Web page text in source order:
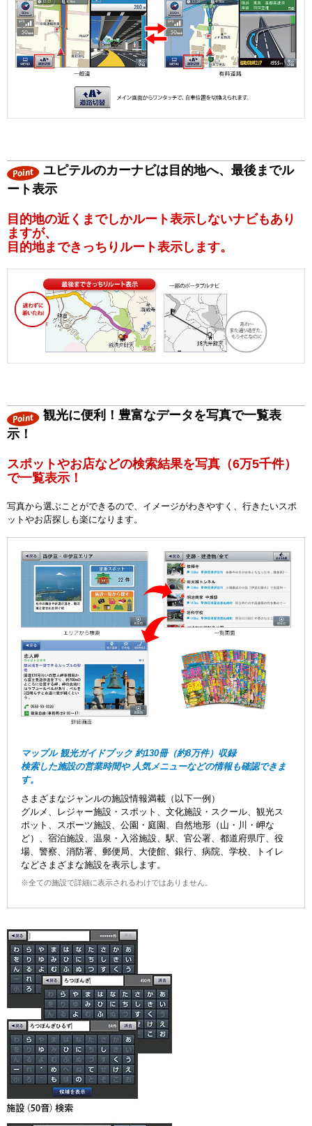
ユピテルのカーナビは目的地へ、最後までル
ート表示
目的地の近くまでしかルート表示しないナビもあり
ますが、
目的地まできっちりルート表示します。
観光に便利！豊富なデータを写真で一覧表
示！
スポットやお店などの検索結果を写真（6万5千件）
で一覧表示！
写真から選ぶことができるので、イメージがわきやすく、行きたいスポ
ットやお店探しも楽になります。
マップル 観光ガイドブック 約130冊（約8万件）収録
検索した施設の営業時間や 人気メニューなどの情報も確認できま
す。
さまざまなジャンルの施設情報満載（以下一例）
グルメ、レジャー施設・スポット、文化施設・スクール、観光ス
ポット、スポーツ施設、公園・庭園、自然地形（山・川・岬な
ど）、宿泊施設、温泉・入浴施設、駅、官公署、都道府県庁、役
場、警察、消防署、郵便局、大使館、銀行、病院、学校、トイレ
などさまざまな施設を表示します。
※全ての施設で詳細に表示されるわけではありません。